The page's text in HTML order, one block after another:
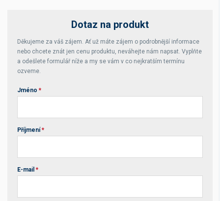
Dotaz na produkt
Děkujeme za váš zájem. Ať už máte zájem o podrobnější informace
nebo chcete znát jen cenu produktu, neváhejte nám napsat. Vyplňte
a odešlete formulář níže a my se vám v co nejkratším termínu
ozveme.
Jméno *
Příjmení *
E-mail *